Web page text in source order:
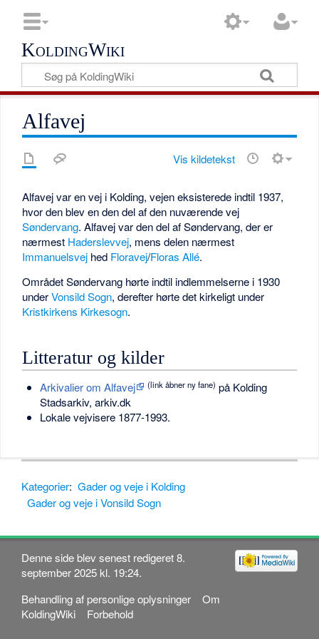
KoldingWiki
Alfavej
Vis kildetekst
Alfavej var en vej i Kolding, vejen eksisterede indtil 1937,
hvor den blev en den del af den nuværende vej
Søndervang. Alfavej var den del af Søndervang, der er
nærmest Haderslevvej, mens delen nærmest
Immanuelsvej hed Floravej/Floras Allé.
Området Søndervang hørte indtil indlemmelserne i 1930
underVonsild Sogn, derefter hørte det kirkeligt under
Kristkirkens Kirkesogn.
Litteratur og kilder
Arkivalier om Alfavej (link åbner ny fane) på Kolding
Stadsarkiv, arkiv.dk
Lokale vejvisere 1877-1993.
Kategorier: Gader og veje i Kolding
Gader og veje i Vonsild Sogn
Denne side blev senest redigeret 8.
september 2025 kl. 19:24.
Behandling af personlige oplysninger
Om
KoldingWiki
Forbehold